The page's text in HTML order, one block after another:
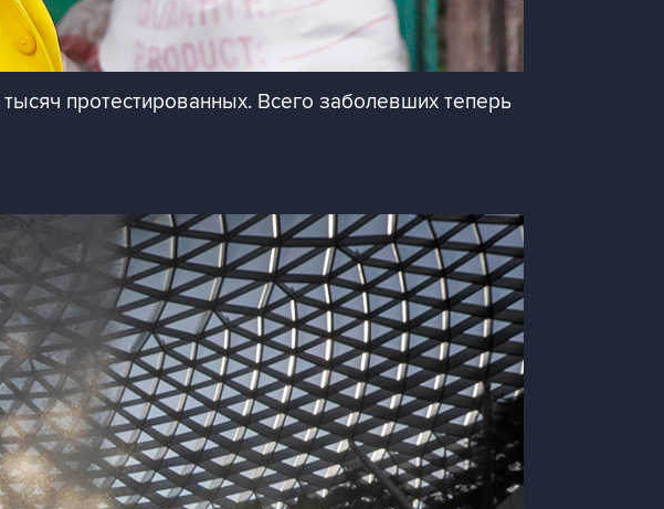
протестированных. Всего заболевших теперь